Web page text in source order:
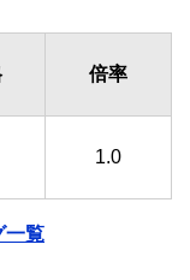
倍率
1.0
一覧